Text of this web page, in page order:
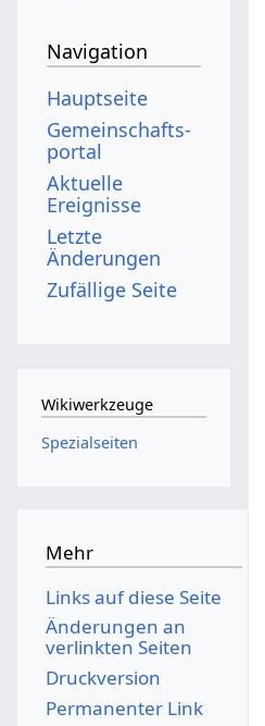
Navigation
Hauptseite
Gemeinschafts­
portal
Aktuelle
Ereignisse
Letzte
Änderungen
Zufällige Seite
Wikiwerkzeuge
Spezialseiten
Mehr
Links auf diese Seite
Änderungen an
verlinkten Seiten
Druckversion
Permanenter Link